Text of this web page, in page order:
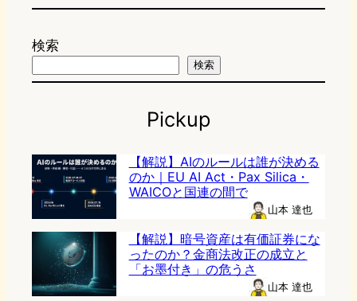
検索
検索
Pickup
【解説】AIのルールは誰が決める
のか｜EU AI Act・Pax Silica・
WAICOと国連の間で
山本 達也
【解説】暗号資産は有価証券にな
ったのか？金商法改正の成立と
「お墨付き」の危うさ
山本 達也